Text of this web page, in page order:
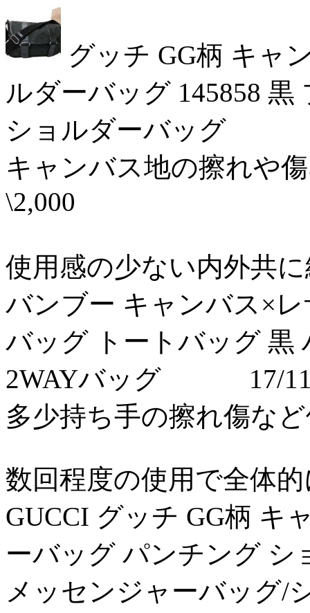
グッチ GG柄 キャ
ルダーバッグ 145858 黒
ショルダーバッグ
キャンバス地の擦れや
\2,000
使用感の少ない内外共
バンブー キャンバス×
バッグ トートバッグ 黒
2WAYバッグ 17/
多少持ち手の擦れ傷な
数回程度の使用で全体
GUCCI グッチ GG柄 キ
ーバッグ パンチング シ
メッセンジャーバッ